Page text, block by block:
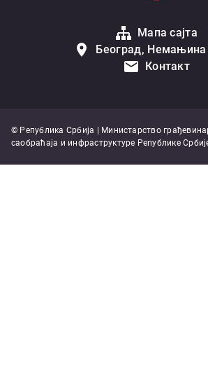
Мапа сајта
Београд, Немањина
Контакт
© Република Србија | Министарство
саобраћаја и инфраструктуре Републике